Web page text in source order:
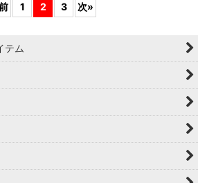
1 2 3 次»
テム